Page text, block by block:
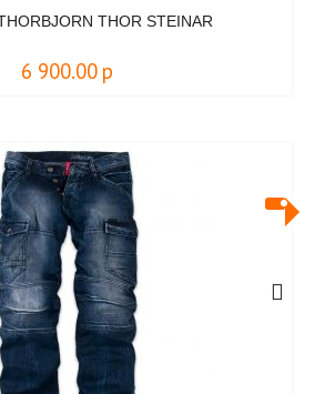
THOR STEINAR
6 900.00 р